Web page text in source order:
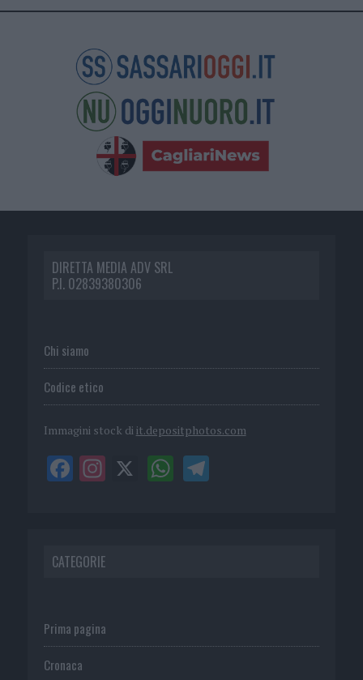
DIRETTA MEDIA ADV SRL
P.I. 02839380306
Chi siamo
Codice etico
Immagini stock di it.depositphotos.com
CATEGORIE
Prima pagina
Cronaca